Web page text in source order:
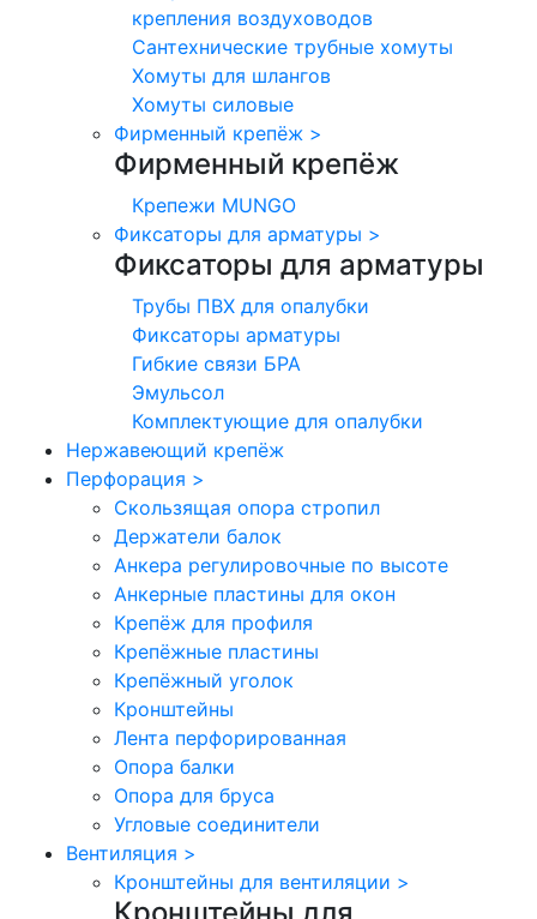
крепления воздуховодов
Сантехнические трубные хомуты
Хомуты для шлангов
Хомуты силовые
Фирменный крепёж >
Фирменный крепёж
Крепежи MUNGO
Фиксаторы для арматуры >
Фиксаторы для арматуры
Трубы ПВХ для опалубки
Фиксаторы арматуры
Гибкие связи БРА
Эмульсол
Комплектующие для опалубки
Нержавеющий крепёж
Перфорация >
Скользящая опора стропил
Держатели балок
Анкера регулировочные по высоте
Анкерные пластины для окон
Крепёж для профиля
Крепёжные пластины
Крепёжный уголок
Кронштейны
Лента перфорированная
Опора балки
Опора для бруса
Угловые соединители
Вентиляция >
Кронштейны для вентиляции >
Кронштейны для